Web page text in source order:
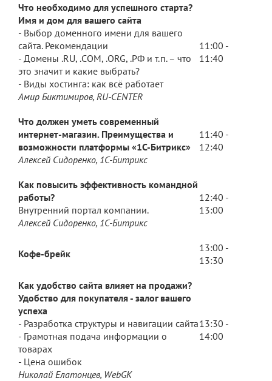
Что необходимо для успешного старта?
Имя и дом для вашего сайта
- Выбор доменного имени для вашего
сайта. Рекомендации
- Домены .RU, .COM, .ORG, .РФ и т.п. – что
это значит и какие выбрать?
- Виды хостинга: как всё работает
Амир Биктимиров, RU-CENTER
11:00 -
11:40
Что должен уметь современный
интернет-магазин. Преимущества и
возможности платформы «1С-Битрикс»
Алексей Сидоренко, 1С-Битрикс
11:40 -
12:40
Как повысить эффективность командной
работы?
Внутренний портал компании.
Алексей Сидоренко, 1С-Битрикс
12:40 -
13:00
Кофе-брейк
13:00 -
13:30
Как удобство сайта влияет на продажи?
Удобство для покупателя - залог вашего
успеха
- Разработка структуры и навигации сайта
- Грамотная подача информации о
товарах
- Цена ошибок
Николай Елатонцев, WebGK
13:30 -
14:00